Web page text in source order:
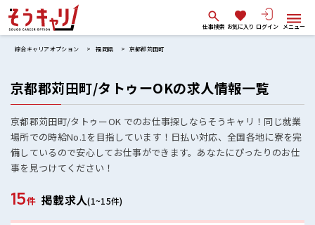
仕事検索 お気に入り ログイン メニュー
綜合キャリアオプション 福岡県 京都郡苅田町
京都郡苅田町/タトゥーOKの求人情報一覧
京都郡苅田町/タトゥーOK でのお仕事探しならそうキャリ！同じ就業
場所での時給No.1を目指しています！日払い対応、全国各地に寮を完
備しているので安心してお仕事ができます。あなたにぴったりのお仕
事を見つけてください！
15件 掲載求人(1~15件)